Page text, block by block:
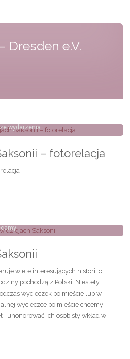
Dresden e.V.
wydarzenia
– fotorelacja
wiele interesujących historii o
pochodzą z Polski. Niestety,
wycieczek po mieście lub w
wycieczce po mieście chcemy
i uhonorować ich osobisty wkład w